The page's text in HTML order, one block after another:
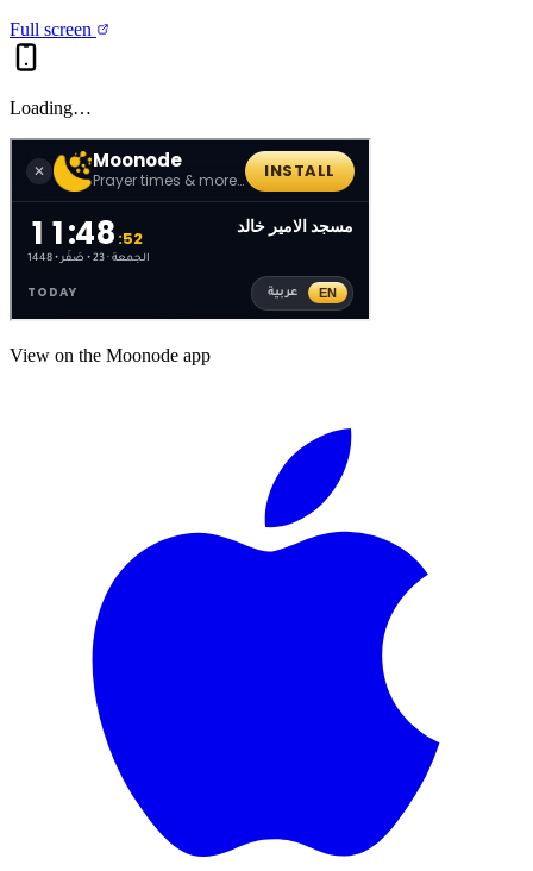
Full screen
Loading…
View on the Moonode app